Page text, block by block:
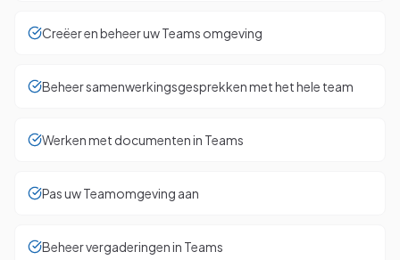
Creëer en beheer uw Teams omgeving
Beheer samenwerkingsgesprekken met het hele team
Werken met documenten in Teams
Pas uw Teamomgeving aan
Beheer vergaderingen in Teams